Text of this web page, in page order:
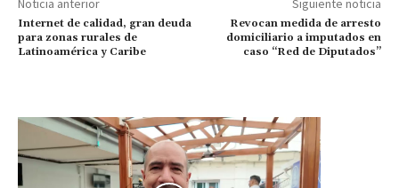
Noticia anterior
Internet de calidad, gran deuda
para zonas rurales de
Latinoamérica y Caribe
Siguiente noticia
Revocan medida de arresto
domiciliario a imputados en
caso “Red de Diputados”